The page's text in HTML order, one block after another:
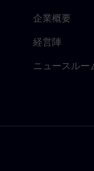
企業概要
経営陣
ニュースルー